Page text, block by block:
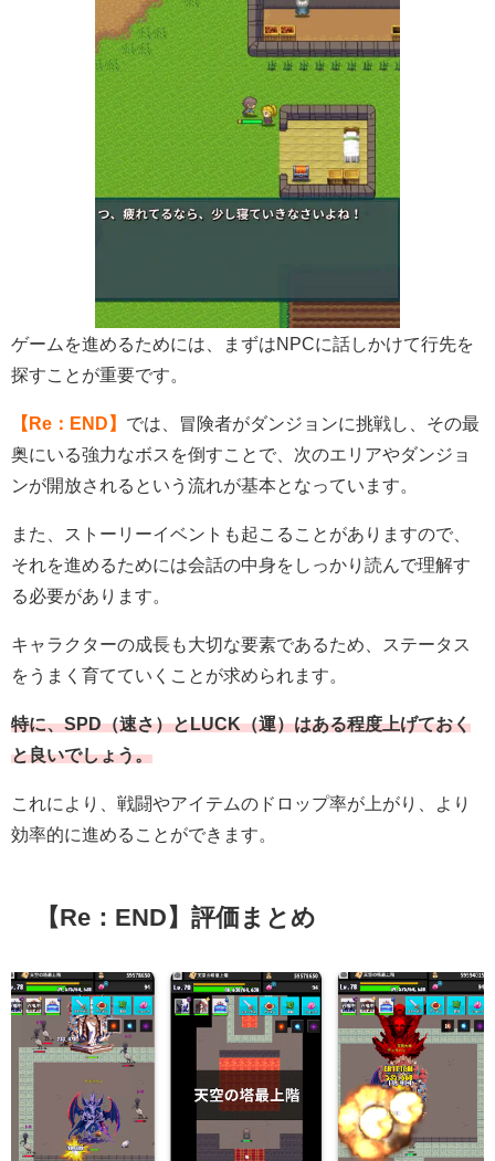
ゲームを進めるためには、まずはNPCに話しかけて行先を
探すことが重要です。
【Re：END】 では、冒険者がダンジョンに挑戦し、その最
奥にいる強力なボスを倒すことで、次のエリアやダンジョ
ンが開放されるという流れが基本となっています。
また、ストーリーイベントも起こることがありますので、
それを進めるためには会話の中身をしっかり読んで理解す
る必要があります。
キャラクターの成長も大切な要素であるため、ステータス
をうまく育てていくことが求められます。
特に、SPD（速さ）とLUCK（運）はある程度上げておく
と良いでしょう。
これにより、戦闘やアイテムのドロップ率が上がり、より
効率的に進めることができます。
【Re：END】評価まとめ